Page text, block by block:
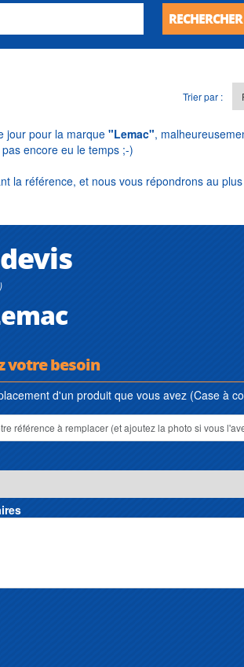
RECHERCHER
Trier par :
jour pour la marque "Lemac",
encore eu le temps ;-)
la référence, et nous vous répondrons au
votre besoin
d'un produit que vous avez (Case à